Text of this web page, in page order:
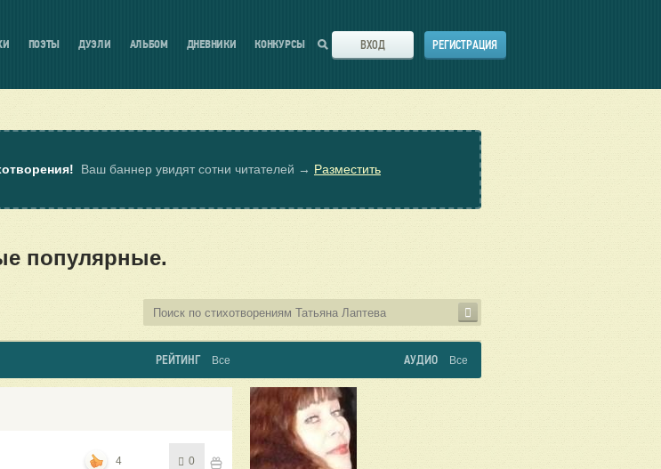
ПОЭТЫ ДУЭЛИ АЛЬБОМ ДНЕВНИКИ КОНКУРСЫ ВХОД РЕГИСТРАЦИЯ
Ваш баннер увидят сотни читателей → Разместить
популярные.
РЕЙТИНГ Все АУДИО Все
4 0